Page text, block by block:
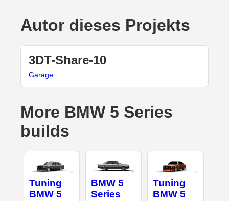
Autor dieses Projekts
3DT-Share-10
Garage
More BMW 5 Series
builds
Tuning
BMW 5
BMW 5
Series
Tuning
BMW 5